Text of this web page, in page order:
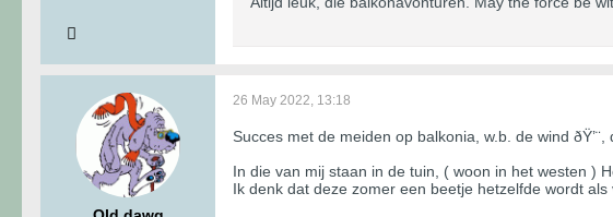
26 May 2022, 13:18
Succes met de meiden op balkonia, w.b. de wind
In die van mij staan in de tuin, ( woon in het westen )
Ik denk dat deze zomer een beetje hetzelfde wordt